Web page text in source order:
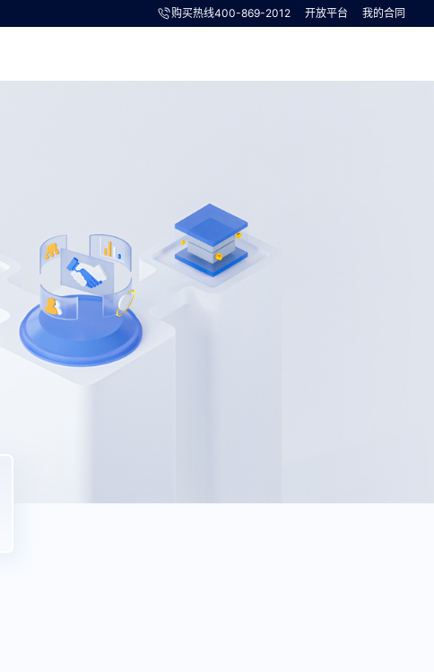
购买热线400-869-2012 开放平台 我的合同